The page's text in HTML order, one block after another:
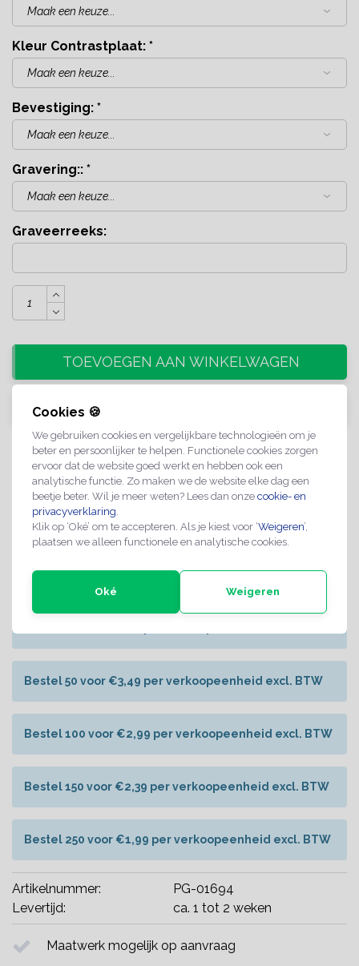
Cookies 🍪
We gebruiken cookies en vergelijkbare technologieën om je
beter en persoonlijker te helpen. Functionele cookies zorgen
ervoor dat de website goed werkt en hebben ook een
analytische functie. Zo maken we de website elke dag een
beetje beter. Wil je meer weten? Lees dan onze cookie- en
privacyverklaring
Klik op ‘Oké’ om te accepteren. Als je kiest voor ‘Weigeren’,
plaatsen we alleen functionele en analytische cookies.
Oké Weigeren
Kleur Contrastplaat: *
Bevestiging: *
Gravering:: *
Graveerreeks:
TOEVOEGEN AAN WINKELWAGEN
Andere wensen? Vraag hier offerte aan
Bestel 1 voor €4,95 per verkoopeenheid excl. BTW
Bestel 5 voor €4,49 per verkoopeenheid excl. BTW
Bestel 10 voor €4,19 per verkoopeenheid excl. BTW
Bestel 50 voor €3,49 per verkoopeenheid excl. BTW
Bestel 100 voor €2,99 per verkoopeenheid excl. BTW
Bestel 150 voor €2,39 per verkoopeenheid excl. BTW
Bestel 250 voor €1,99 per verkoopeenheid excl. BTW
Artikelnummer:
PG-01694
Levertijd:
ca. 1 tot 2 weken
Maatwerk mogelijk op aanvraag